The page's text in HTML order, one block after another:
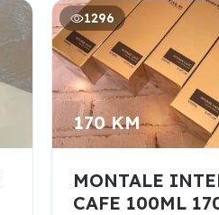
1296
170 KM
MONTALE
CAFE 100ML